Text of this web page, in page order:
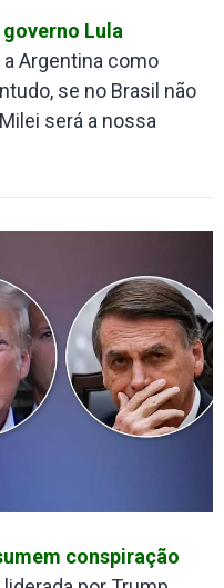
Lula
Argentina como
se no Brasil não
será a nossa
conspiração